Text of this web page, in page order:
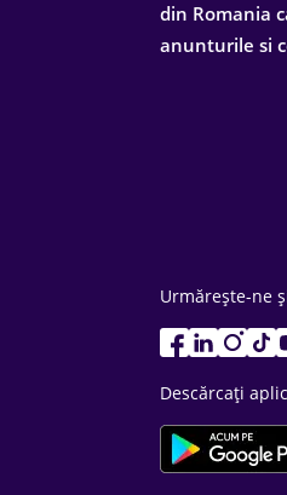
din Romania
anunturile si
Urmărește-ne
Descărcați